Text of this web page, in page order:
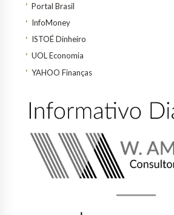
Portal Brasil
InfoMoney
ISTOÉ Dinheiro
UOL Economia
YAHOO Finanças